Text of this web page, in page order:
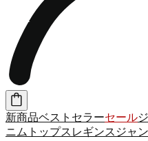
新商品ベストセラーセール
ニム トップス レギンス ジャ